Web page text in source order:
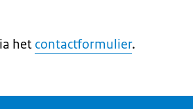
het contactformulier.